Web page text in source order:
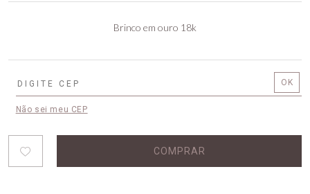
Brinco em ouro 18k
Não sei meu CEP
COMPRAR